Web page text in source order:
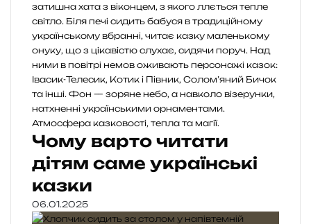
Чому варто читати
дітям саме українські
казки
06.01.2025